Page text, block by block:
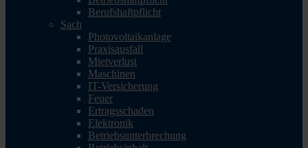
Berufshaftpflicht
Sach
Photovoltaikanlage
Praxisausfall
Mietverlust
Maschinen
IT-Versicherung
Feuer
Ertragsschaden
Elektronik
Betriebsunterbrechung